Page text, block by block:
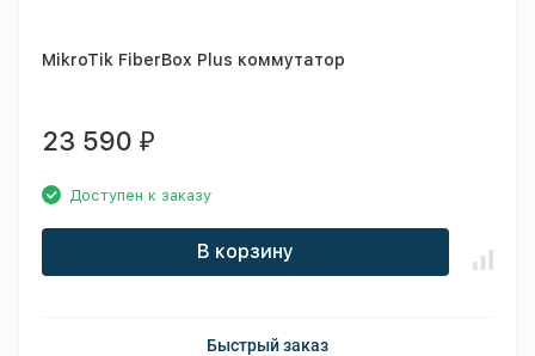
MikroTik FiberBox Plus коммутатор
23 590 ₽
Доступен к заказу
В корзину
Быстрый заказ